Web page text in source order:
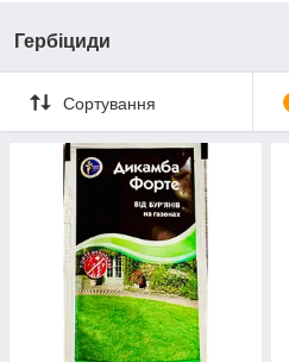
Гербіциди
Сортування